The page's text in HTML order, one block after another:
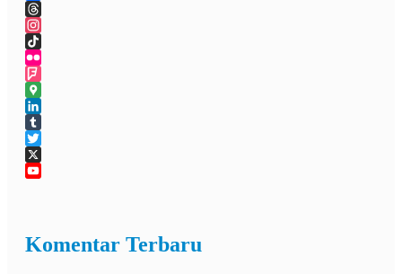
Facebook
Threads
Instagram
TikTok
Flickr
Foursquare
Google
Maps
LinkedIn
Tumblr
Twitter
X
Komentar Terbaru